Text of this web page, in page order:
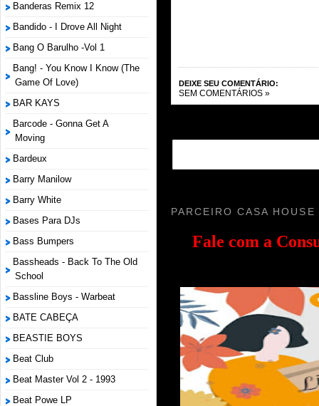
Banderas Remix 12
Bandido - I Drove All Night
Bang O Barulho -Vol 1
Bang! - You Know I Know (The
Game Of Love)
BAR KAYS
Barcode - Gonna Get A
Moving
Bardeux
Barry Manilow
Barry White
Bases Para DJs
Bass Bumpers
Bassheads - Back To The Old
School
Bassline Boys - Warbeat
BATE CABEÇA
BEASTIE BOYS
Beat Club
Beat Master Vol 2 - 1993
Beat Powe LP
DEIXE SEU COMENTÁRIO:
SEM COMENTÁRIOS »
PARCEIRO CASA HOUSE
Fale com a